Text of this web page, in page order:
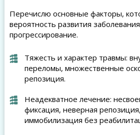
Перечислю основные факторы,
вероятность развития
прогрессирование.
Тяжесть и характер травмы:
переломы, множественные
репозиция.
Неадекватное лечение:
фиксация, неверная
иммобилизация без